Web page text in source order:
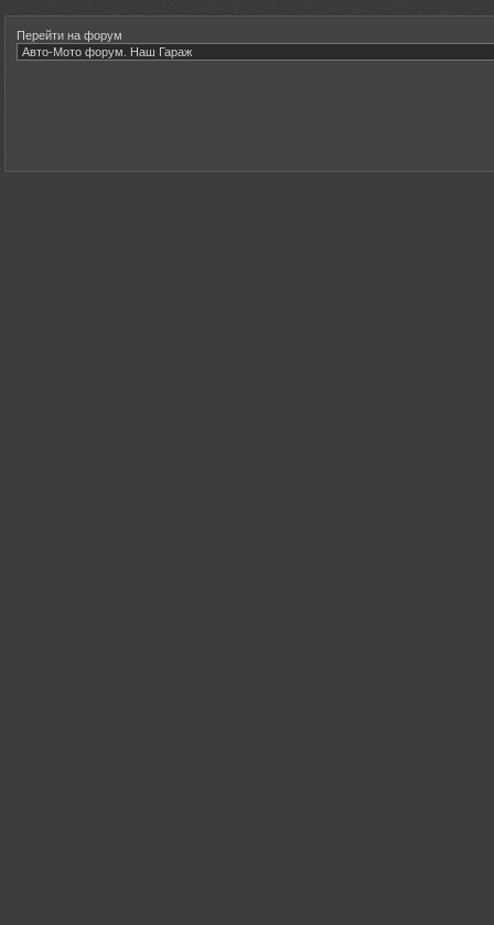
Перейти на форум